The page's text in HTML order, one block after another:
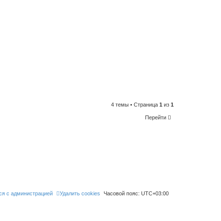
4 темы • Страница 1 из 1
Перейти
Часовой пояс: UTC+03:00
Удалить cookies
с администрацией